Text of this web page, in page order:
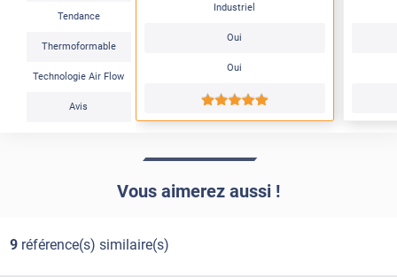
Tendance
Thermoformable
Technologie Air Flow
Avis
Industriel
Oui
Oui
*****
Vous aimerez aussi !
9référence(s) similaire(s)